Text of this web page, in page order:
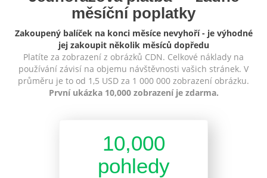
měsíční poplatky
Zakoupený balíček na konci měsíce nevyhoří - je výhodné
jej zakoupit několik měsíců dopředu
Platíte za zobrazení z obrázků CDN. Celkové náklady na
používání závisí na objemu návštěvnosti vašich stránek. V
průměru je to od 1,5 USD za 1 000 000 zobrazení obrázku.
První ukázka 10,000 zobrazení je zdarma.
10,000
pohledy